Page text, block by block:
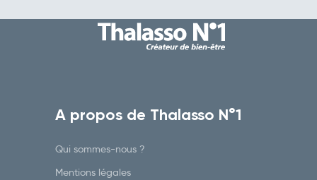
A propos de Thalasso N°1
Qui sommes-nous ?
Mentions légales